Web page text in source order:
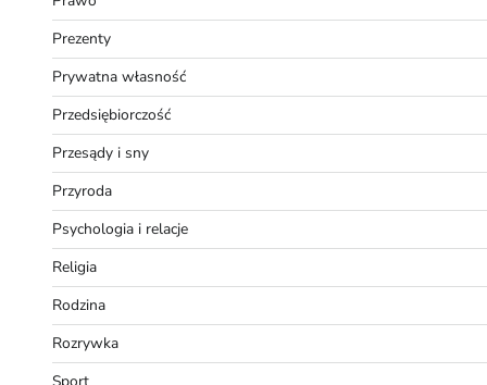
Prezenty
Prywatna własność
Przedsiębiorczość
Przesądy i sny
Przyroda
Psychologia i relacje
Religia
Rodzina
Rozrywka